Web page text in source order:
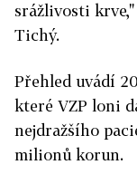
srážlivosti
Tichý.
Přehled uvádí
které VZP loni
nejdražšího
milionů korun.